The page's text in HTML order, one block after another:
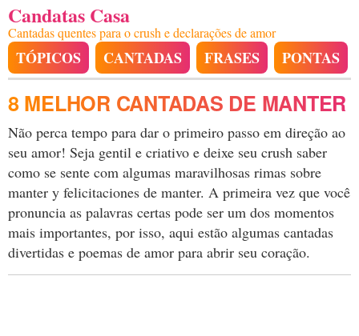
Candatas Casa
Cantadas quentes para o crush e declarações de amor
TÓPICOS CANTADAS FRASES PONTAS
8 MELHOR CANTADAS DE MANTER
Não perca tempo para dar o primeiro passo em direção ao
seu amor! Seja gentil e criativo e deixe seu crush saber
como se sente com algumas maravilhosas rimas sobre
manter y felicitaciones de manter. A primeira vez que você
pronuncia as palavras certas pode ser um dos momentos
mais importantes, por isso, aqui estão algumas cantadas
divertidas e poemas de amor para abrir seu coração.